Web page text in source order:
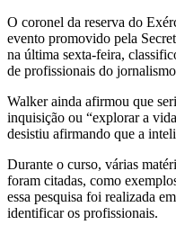
O coronel da reserva do
evento promovido pela
na última sexta-feira,
de profissionais do
Walker ainda afirmou que
inquisição ou “explorar a
desistiu afirmando que a
Durante o curso, várias
foram citadas, como
essa pesquisa foi realizada
identificar os profissionais.